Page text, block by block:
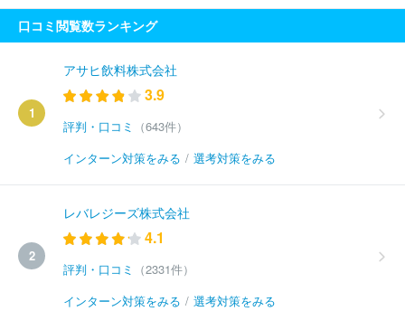
口コミ閲覧数ランキング
1
アサヒ飲料株式会社
3.9
評判・口コミ
（643件）
インターン対策をみる / 選考対策をみる
2
レバレジーズ株式会社
4.1
評判・口コミ
（2331件）
インターン対策をみる / 選考対策をみる